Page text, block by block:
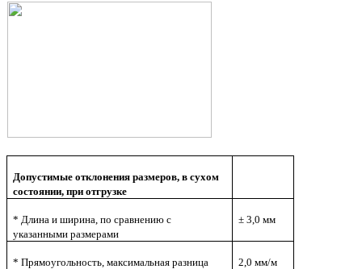
Допустимые отклонения размеров, в сухом
состоянии, при отгрузке
* Длина и ширина, по сравнению с
указанными размерами
± 3,0 мм
* Прямоугольность, максимальная разница
2,0 мм/м